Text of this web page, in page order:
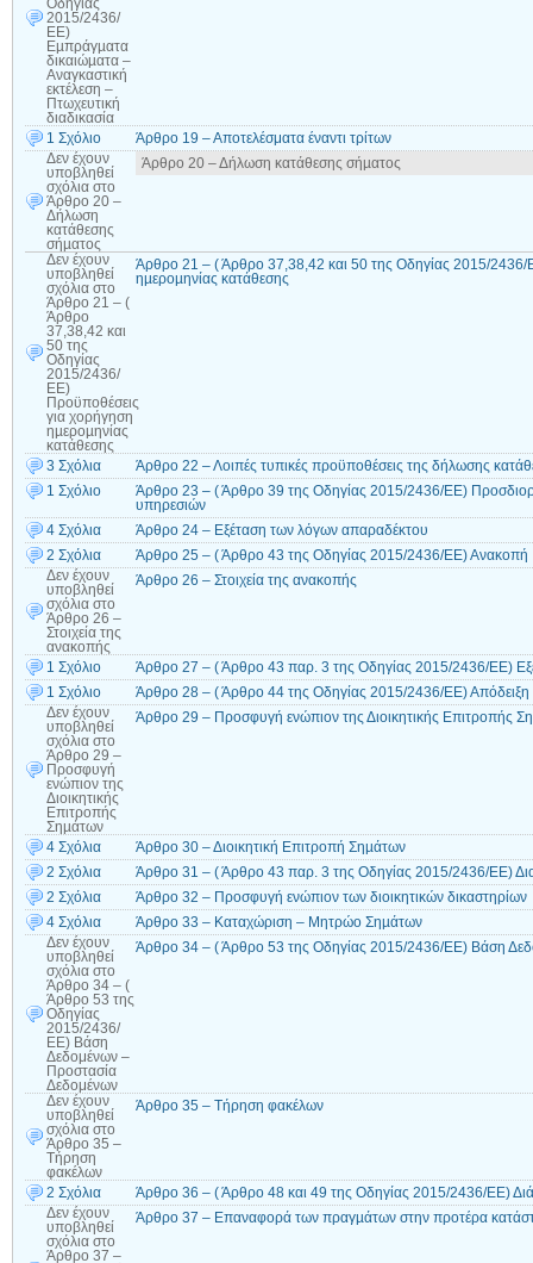
Οδηγίας
2015/2436/
ΕΕ)
Εµπράγµατα
δικαιώµατα –
Αναγκαστική
εκτέλεση –
Πτωχευτική
διαδικασία
1 Σχόλιο
Άρθρο 19 – Αποτελέσματα έναντι τρίτων
Δεν έχουν
υποβληθεί
σχόλια στο
Άρθρο 20 –
Δήλωση
κατάθεσης
σήµατος
Άρθρο 20 – Δήλωση κατάθεσης σήµατος
Δεν έχουν
υποβληθεί
σχόλια στο
Άρθρο 21 – (
Άρθρο
37,38,42 και
50 της
Οδηγίας
2015/2436/
ΕΕ)
Προϋποθέσεις
για χορήγηση
ηµεροµηνίας
κατάθεσης
Άρθρο 21 – ( Άρθρο 37,38,42 και 50 της Οδηγίας 2015/2436/
ηµεροµηνίας κατάθεσης
3 Σχόλια
Άρθρο 22 – Λοιπές τυπικές προϋποθέσεις της δήλωσης
1 Σχόλιο
Άρθρο 23 – ( Άρθρο 39 της Οδηγίας 2015/2436/ΕΕ)
υπηρεσιών
4 Σχόλια
Άρθρο 24 – Εξέταση των λόγων απαραδέκτου
2 Σχόλια
Άρθρο 25 – ( Άρθρο 43 της Οδηγίας 2015/2436/ΕΕ) Ανακοπή
Δεν έχουν
υποβληθεί
σχόλια στο
Άρθρο 26 –
Στοιχεία της
ανακοπής
Άρθρο 26 – Στοιχεία της ανακοπής
1 Σχόλιο
Άρθρο 27 – ( Άρθρο 43 παρ. 3 της Οδηγίας 2015/2436/ΕΕ)
1 Σχόλιο
Άρθρο 28 – ( Άρθρο 44 της Οδηγίας 2015/2436/ΕΕ) Απόδειξη
Δεν έχουν
υποβληθεί
σχόλια στο
Άρθρο 29 –
Προσφυγή
ενώπιον της
Διοικητικής
Επιτροπής
Σηµάτων
Άρθρο 29 – Προσφυγή ενώπιον της Διοικητικής Επιτροπής
4 Σχόλια
Άρθρο 30 – Διοικητική Επιτροπή Σηµάτων
2 Σχόλια
Άρθρο 31 – ( Άρθρο 43 παρ. 3 της Οδηγίας 2015/2436/ΕΕ)
2 Σχόλια
Άρθρο 32 – Προσφυγή ενώπιον των διοικητικών δικαστηρίων
4 Σχόλια
Άρθρο 33 – Καταχώριση – Μητρώο Σηµάτων
Δεν έχουν
υποβληθεί
σχόλια στο
Άρθρο 34 – (
Άρθρο 53 της
Οδηγίας
2015/2436/
ΕΕ) Βάση
Δεδομένων –
Προστασία
Δεδομένων
Άρθρο 34 – ( Άρθρο 53 της Οδηγίας 2015/2436/ΕΕ) Βάση
Δεν έχουν
υποβληθεί
σχόλια στο
Άρθρο 35 –
Τήρηση
φακέλων
Άρθρο 35 – Τήρηση φακέλων
2 Σχόλια
Άρθρο 36 – ( Άρθρο 48 και 49 της Οδηγίας 2015/2436/ΕΕ)
Δεν έχουν
υποβληθεί
σχόλια στο
Άρθρο 37 –
Άρθρο 37 – Επαναφορά των πραγµάτων στην προτέρα